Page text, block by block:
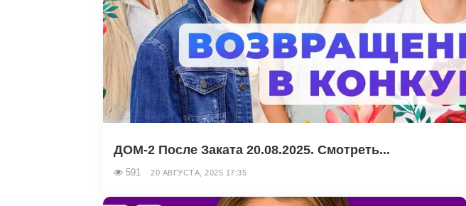
ДОМ-2 После Заката 20.08.2025. Смотреть...
591 20 АВГУСТА, 2025 17:35